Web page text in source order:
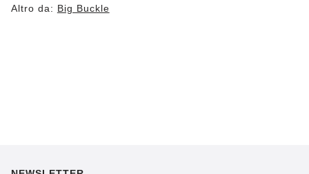
Altro da: Big Buckle